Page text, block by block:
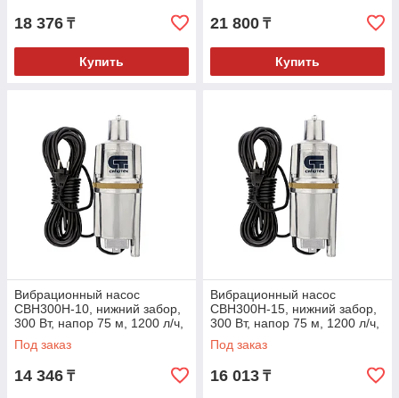
18 376 ₸
Купить
21 800 ₸
Купить
Вибрационный насос
СВН300Н-10, нижний забор,
300 Вт, напор 75 м, 1200 л/ч,
кабель 10 м// Сибртех
Под заказ
14 346 ₸
Вибрационный насос
СВН300Н-15, нижний забор,
300 Вт, напор 75 м, 1200 л/ч,
кабель 15 м// Сибртех
Под заказ
16 013 ₸